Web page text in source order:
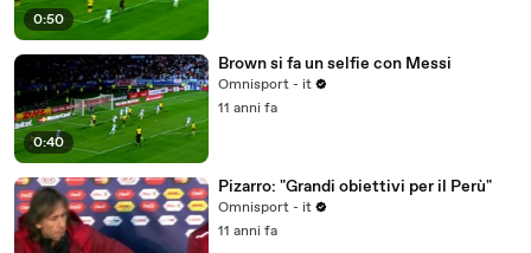
0:50
0:40
Brown si fa un selfie con Messi
Omnisport - it
11 anni fa
Pizarro: "Grandi obiettivi per il Perù"
Omnisport - it
11 anni fa